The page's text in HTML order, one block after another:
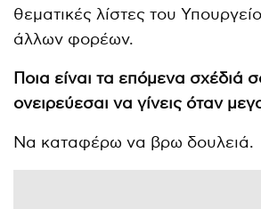
θεματικές λίστες του
άλλων φορέων.
Ποια είναι τα επόμενα σχέδιά
ονειρεύεσαι να γίνεις όταν
Να καταφέρω να βρω δουλειά.